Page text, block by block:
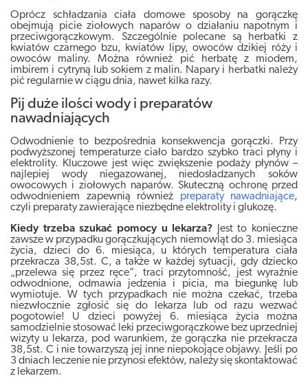
Oprócz schładzania ciała domowe sposoby na gorączkę
obejmują picie ziołowych naparów o działaniu napotnym i
przeciwgorączkowym. Szczególnie polecane są herbatki z
kwiatów czarnego bzu, kwiatów lipy, owoców dzikiej róży i
owoców maliny. Można również pić herbatę z miodem,
imbirem i cytryną lub sokiem z malin. Napary i herbatki należy
pić regularnie w ciągu dnia, nawet kilka razy.
Pij duże ilości wody i preparatów
nawadniających
Odwodnienie to bezpośrednia konsekwencja gorączki. Przy
podwyższonej temperaturze ciało bardzo szybko traci płyny i
elektrolity. Kluczowe jest więc zwiększenie podaży płynów –
najlepiej wody niegazowanej, niedosładzanych soków
owocowych i ziołowych naparów. Skuteczną ochronę przed
odwodnieniem zapewnią również preparaty nawadniające,
czyli preparaty zawierające niezbędne elektrolity i glukozę.
Kiedy trzeba szukać pomocy u lekarza? Jest to konieczne
zawsze w przypadku gorączkujących niemowląt do 3. miesiąca
życia, dzieci do 6. miesiąca, u których temperatura ciała
przekracza 38,5st. C, a także w każdej sytuacji, gdy dziecko
„przelewa się przez ręce”, traci przytomność, jest wyraźnie
odwodnione, odmawia jedzenia i picia, ma biegunkę lub
wymiotuje. W tych przypadkach nie można czekać, trzeba
niezwłocznie zgłosić się do lekarza lub od razu wezwać
pogotowie! U dzieci powyżej 6. miesiąca życia można
samodzielnie stosować leki przeciwgorączkowe bez uprzedniej
wizyty u lekarza, pod warunkiem, że gorączka nie przekracza
38,5st. C i nie towarzyszą jej inne niepokojące objawy. Jeśli po
3 dniach leczenie nie przynosi efektów, należy się skontaktować
z lekarzem.